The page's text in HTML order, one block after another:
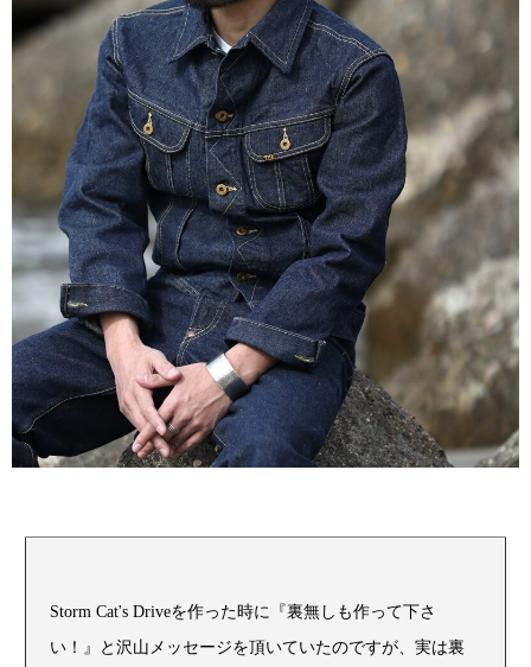
Storm Cat's Driveを作った時に『裏無しも作って下さ
い！』と沢山メッセージを頂いていたのですが、実は裏